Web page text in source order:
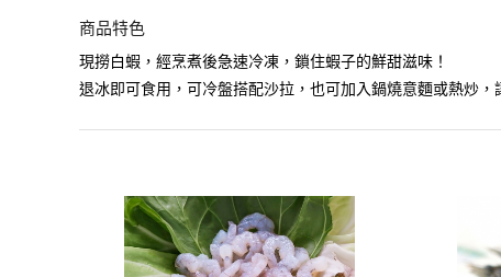
商品特色
現撈白蝦，經烹煮後急速冷凍，鎖住蝦子的鮮甜滋味！
退冰即可食用，可冷盤搭配沙拉，也可加入鍋燒意麵或熱炒